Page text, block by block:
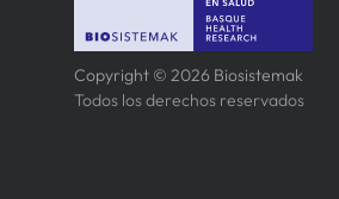
Copyright © 2026 Biosistemak
Todos los derechos reservados